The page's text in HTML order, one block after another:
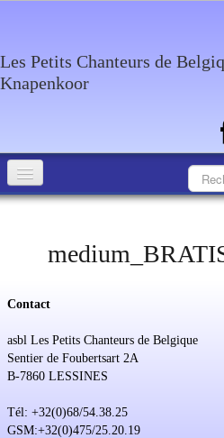
Les Petits Chanteurs de
Knapenkoor
What about the choir
Discography
Soutien
Contact
asbl Les Petits Chanteurs de Belgique
Sentier de Foubertsart 2A
B-7860 LESSINES
Tél: +32(0)68/54.38.25
GSM:+32(0)475/25.20.19